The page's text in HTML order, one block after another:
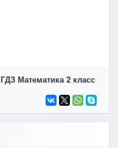
ГДЗ Математика 2 класс